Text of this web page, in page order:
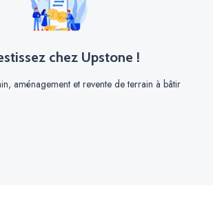
chez Upstone !
aménagement et revente de terrain à bâtir